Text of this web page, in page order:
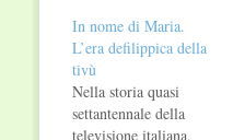
In nome di Maria.
L’era defilippica della
tivù
Nella storia quasi
settantennale della
televisione italiana,